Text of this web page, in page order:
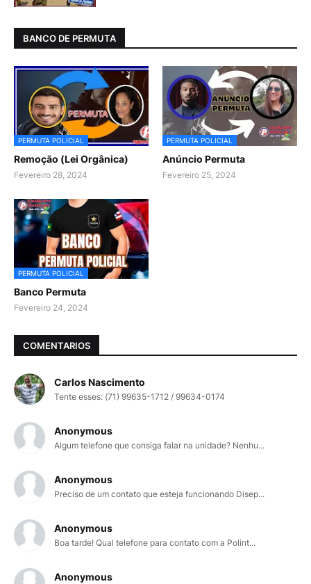
BANCO DE PERMUTA
PERMUTA POLICIAL
Remoção (Lei Orgânica)
Fevereiro 28, 2024
PERMUTA POLICIAL
Anúncio Permuta
Fevereiro 25, 2024
PERMUTA POLICIAL
Banco Permuta
Fevereiro 24, 2024
COMENTARIOS
Carlos Nascimento
Tente esses: (71) 99635-1712 / 99634-0174
Anonymous
Algum telefone que consiga falar na unidade? Nenhu...
Anonymous
Preciso de um contato que esteja funcionando Disep...
Anonymous
Boa tarde! Qual telefone para contato com a Polint...
Anonymous